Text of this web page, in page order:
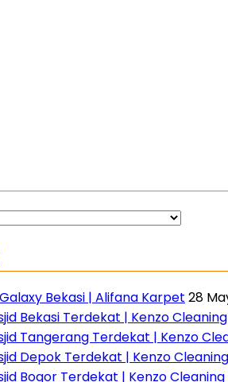
Bekasi | Alifana Karpet 28
Bekasi Terdekat | Kenzo
Tangerang Terdekat | Kenzo
Depok Terdekat | Kenzo
Bogor Terdekat | Kenzo